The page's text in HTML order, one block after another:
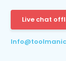
Live chat